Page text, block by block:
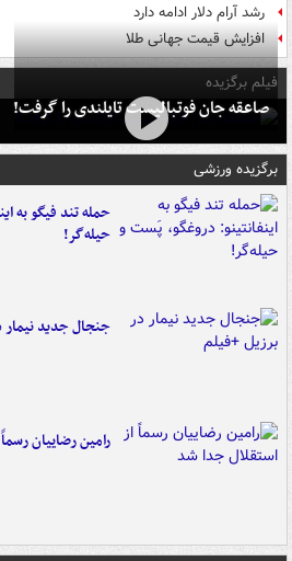
رشد آرام دلار ادامه دارد
افزایش قیمت جهانی طلا
فیلم برگزیده
صاعقه جان فوتبالیست تایلندی را گرفت!
برگزیده ورزشی
حمله تند فیگو به
حیله‌گر!
جنجال جدید نیمار
رامین رضاییان